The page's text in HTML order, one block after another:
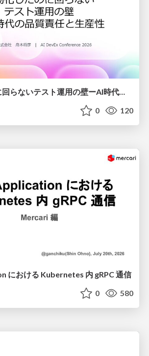
自動化したのに回らないテスト運用の壁ーAI時代の品質責任と生産性
0 120
における Kubernetes 内 gRPC 通信
0 580